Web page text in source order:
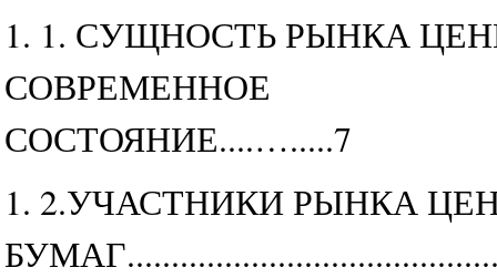
1. 1. СУЩНОСТЬ РЫНКА
СОВРЕМЕННОЕ
СОСТОЯНИЕ....….....7
1. 2.УЧАСТНИКИ РЫНКА